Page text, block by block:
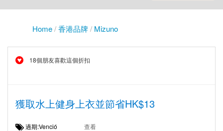
Home/香港品牌/ Mizuno
18個朋友喜歡這個折扣
獲取水上健身上衣並節省HK$13
過期:Venció 查看